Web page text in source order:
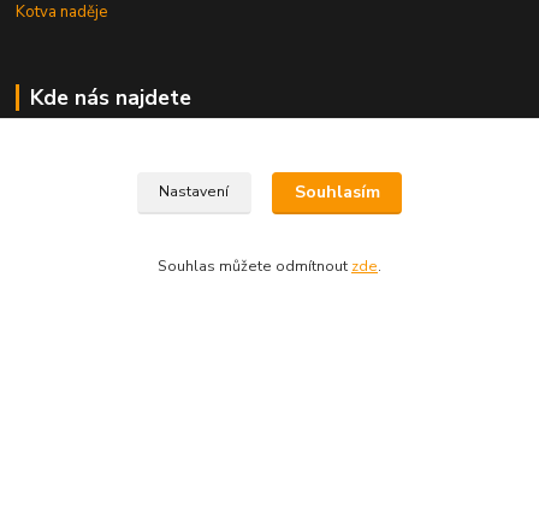
Kotva naděje
Kde nás najdete
Bučovice, Ždánská 906 (sklad)
České Budějovice, U Černé věže 71/4
Nastavení Souhlasím
Souhlas můžete odmítnout zde.